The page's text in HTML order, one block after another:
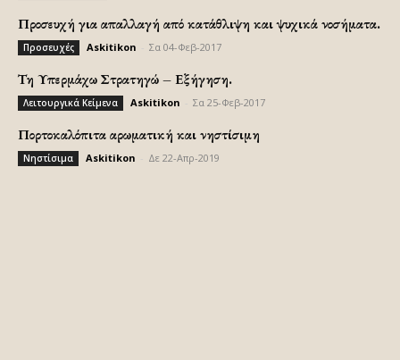
Προσευχή για απαλλαγή από κατάθλιψη και ψυχικά νοσήματα.
Προσευχές Askitikon Σα 04-Φεβ-2017
Τη Υπερμάχω Στρατηγώ – Εξήγηση.
Λειτουργικά Κείμενα Askitikon Σα 25-Φεβ-2017
Πορτοκαλόπιτα αρωματική και νηστίσιμη
Νηστίσιμα Askitikon Δε 22-Απρ-2019